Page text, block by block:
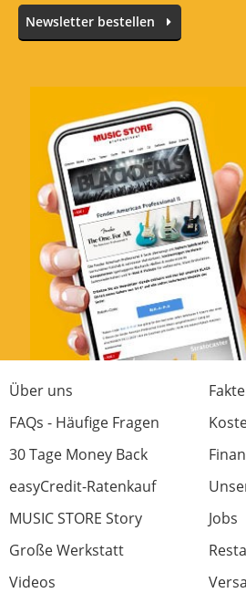
Newsletter bestellen
Über uns
FAQs - Häufige Fragen
30 Tage Money Back
easyCredit-Ratenkauf
MUSIC STORE Story
Jobs
Große Werkstatt
Videos